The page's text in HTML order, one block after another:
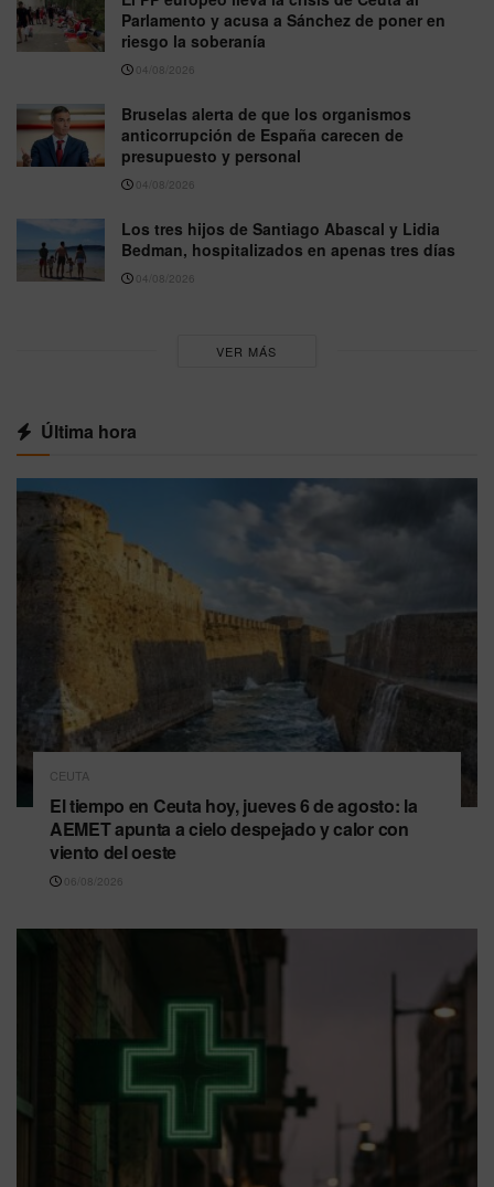
Parlamento y acusa a Sánchez de poner en
riesgo la soberanía
04/08/2026
Bruselas alerta de que los organismos
anticorrupción de España carecen de
presupuesto y personal
04/08/2026
Los tres hijos de Santiago Abascal y Lidia
Bedman, hospitalizados en apenas tres días
04/08/2026
VER MÁS
Última hora
CEUTA
El tiempo en Ceuta hoy, jueves 6 de agosto: la
AEMET apunta a cielo despejado y calor con
viento del oeste
06/08/2026